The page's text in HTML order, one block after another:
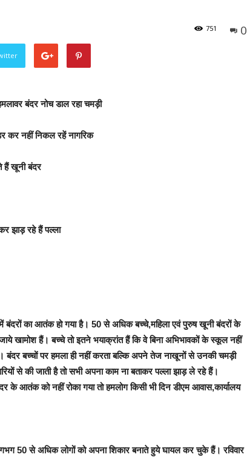
0
751
बंदर नोच डाल रहा चमड़ी
कर नहीं निकल रहें नागरिक
हैं खूनी बंदर
झाड़ रहे हैं पल्ला
में बंदरों का आतंक हो गया है। 50 से अधिक बच्चे,महिला एवं पुरुष खूनी बंदरों के
खामोश हैं। बच्चे तो इतने भयाक्रांत हैं कि वे बिना अभिभावकों के स्कूल नहीं
बंदर बच्चों पर हमला ही नहीं करता बल्कि अपने तेज नाखूनों से उनकी चमड़ी
से की जाती है तो सभी अपना काम ना बताकर पल्ला झाड़ ले रहे हैं।
के आतंक को नहीं रोका गया तो हमलोग किसी भी दिन डीएम आवास,कार्यालय
50 से अधिक लोगों को अपना शिकार बनाते हुये घायल कर चुके हैं। रविवार